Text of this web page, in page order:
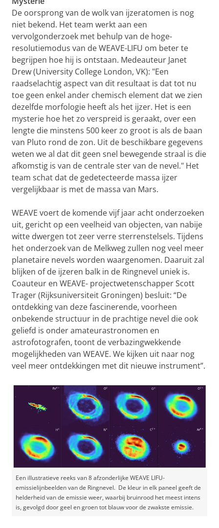
De oorsprong van de wolk van ijzeratomen is nog
niet bekend. Het team werkt aan een
vervolgonderzoek met behulp van de hoge-
resolutiemodus van de WEAVE-LIFU om beter te
begrijpen hoe hij is ontstaan. Medeauteur Janet
Drew (University College London, VK): "Een
raadselachtig aspect van dit resultaat is dat tot nu
toe geen enkel ander chemisch element dat we zien
dezelfde morfologie heeft als het ijzer. Het is een
mysterie hoe het zo verspreid is geraakt, over een
lengte die minstens 500 keer zo groot is als de baan
van Pluto rond de zon. Uit de beschikbare gegevens
weten we al dat dit geen snel bewegende straal is die
afkomstig is van de centrale ster van de nevel." Het
team schat dat de gedetecteerde massa ijzer
vergelijkbaar is met de massa van Mars.
WEAVE voert de komende vijf jaar acht onderzoeken
uit, gericht op een veelheid van objecten, van nabije
witte dwergen tot zeer verre sterrenstelsels. Tijdens
het onderzoek van de Melkweg zullen nog veel meer
planetaire nevels worden waargenomen. Daaruit zal
blijken of de ijzeren balk in de Ringnevel uniek is.
Coauteur en WEAVE- projectwetenschapper Scott
Trager (Rijksuniversiteit Groningen) besluit: “De
ontdekking van deze fascinerende, voorheen
onbekende structuur in de prachtige nevel die ook
geliefd is onder amateurastronomen en
astrofotografen, toont de verbazingwekkende
mogelijkheden van WEAVE. We kijken uit naar nog
veel meer ontdekkingen met dit nieuwe instrument”.
Een illustratieve reeks van 8 afzonderlijke WEAVE LIFU-
emissielijnbeelden van de Ringnevel. De kleur in elk paneel geeft de
helderheid van de emissie weer, waarbij bruinrood het meest intens
is, gevolgd door geel en groen tot blauw voor de zwakste emissie.